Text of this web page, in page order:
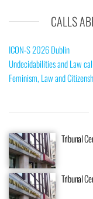
CALLS
ICON-S 2026 Dublin
Undecidabilities and Law
Feminism, Law and
Tribunal
Tribunal